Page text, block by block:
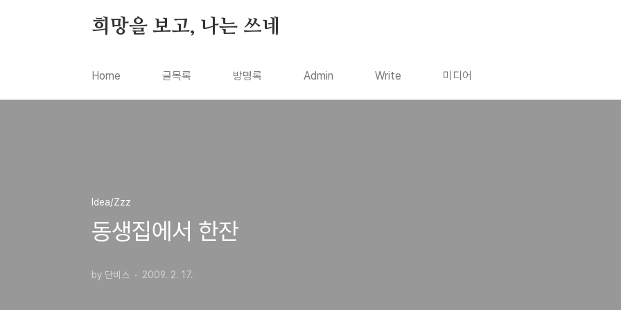
희망을 보고, 나는 쓰네
Home 글목록 방명록 Admin Write 미디어
Idea/Zzz
동생집에서 한잔
by 단비스 2009. 2. 17.